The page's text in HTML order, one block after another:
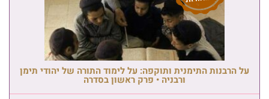
על הרבנות התימנית ותוקפה: על לימוד התורה של יהודי תימן
ורבניה • פרק ראשון בסדרה